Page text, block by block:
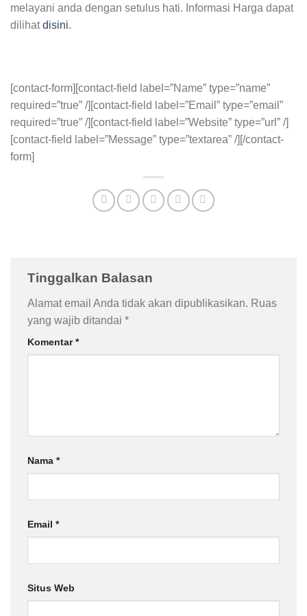
melayani anda dengan setulus hati. Informasi Harga dapat
dilihatdisini.
[contact-form][contact-field label=”Name” type=”name”
required=”true” /][contact-field label=”Email” type=”email”
required=”true” /][contact-field label=”Website” type=”url” /]
[contact-field label=”Message” type=”textarea” /][/contact-
form]
Tinggalkan Balasan
Alamat email Anda tidak akan dipublikasikan. Ruas
yang wajib ditandai *
Komentar*
Nama *
Email *
Situs Web